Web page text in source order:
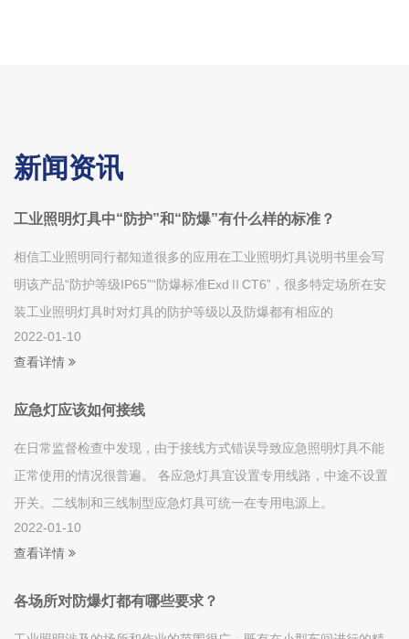
新闻资讯
工业照明灯具中“防护”和“防爆”有什么样的标准？
相信工业照明同行都知道很多的应用在工业照明灯具说明书里会写
明该产品“防护等级IP65”“防爆标准ExdⅡCT6”，很多特定场所在安
装工业照明灯具时对灯具的防护等级以及防爆都有相应的
2022-01-10
查看详情
应急灯应该如何接线
在日常监督检查中发现，由于接线方式错误导致应急照明灯具不能
正常使用的情况很普遍。 各应急灯具宜设置专用线路，中途不设置
开关。二线制和三线制型应急灯具可统一在专用电源上。
2022-01-10
查看详情
各场所对防爆灯都有哪些要求？